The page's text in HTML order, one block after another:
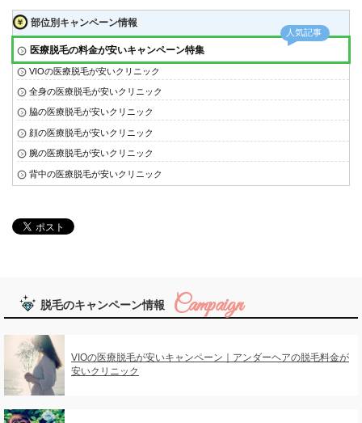
部位別キャンペーン情報
医療脱毛の料金が安いキャンペーン特集
VIOの医療脱毛が安いクリニック
全身の医療脱毛が安いクリニック
脇の医療脱毛が安いクリニック
顔の医療脱毛が安いクリニック
腕の医療脱毛が安いクリニック
背中の医療脱毛が安いクリニック
脱毛のキャンペーン情報
VIOの医療脱毛が安いキャンペーン｜アンダーヘアの脱毛料金が
安いクリニック